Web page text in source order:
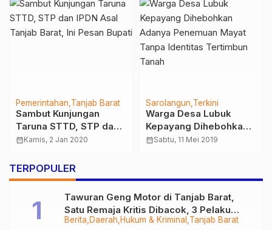
Pemerintahan Tanjab Barat
Sambut Kunjungan
Taruna STTD, STP dan
IPDN Asal Tanjab Barat,
calendar_monthKamis, 2 Jan 2020
Sarolangun Terkini
Warga Desa Lubuk
Kepayang Dihebohkan
Adanya Penemuan
calendar_monthSabtu, 11 Mei 2019
TERPOPULER
Berita Daerah Hukum & Kriminal Tanjab Barat
Tawuran Geng Motor di Tanjab Barat,
Satu Remaja Kritis Dibacok, 3 Pelaku
Ditangkap